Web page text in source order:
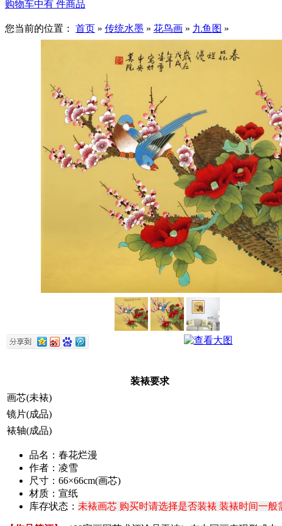
购物车中有 件商品
您当前的位置： 首页 » 传统水墨 » 花鸟画 » 九鱼图 »
装裱要求
画芯(未裱)
镜片(成品)
裱轴(成品)
品名：春花烂漫
作者：凌雪
尺寸：66×66cm(画芯)
材质：宣纸
库存状态： 未裱画芯 购买时请选择是否装裱 装裱时间一般